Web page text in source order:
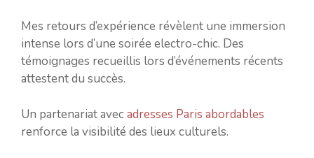
Mes retours d’expérience révèlent une immersion
intense lors d’une soirée electro-chic. Des
témoignages recueillis lors d’événements récents
attestent du succès.
Un partenariat avecadresses Paris abordables
renforce la visibilité des lieux culturels.